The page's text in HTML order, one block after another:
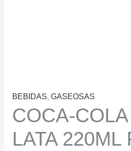
BEBIDAS, GASEOSAS
COCA-
LATA 220ML